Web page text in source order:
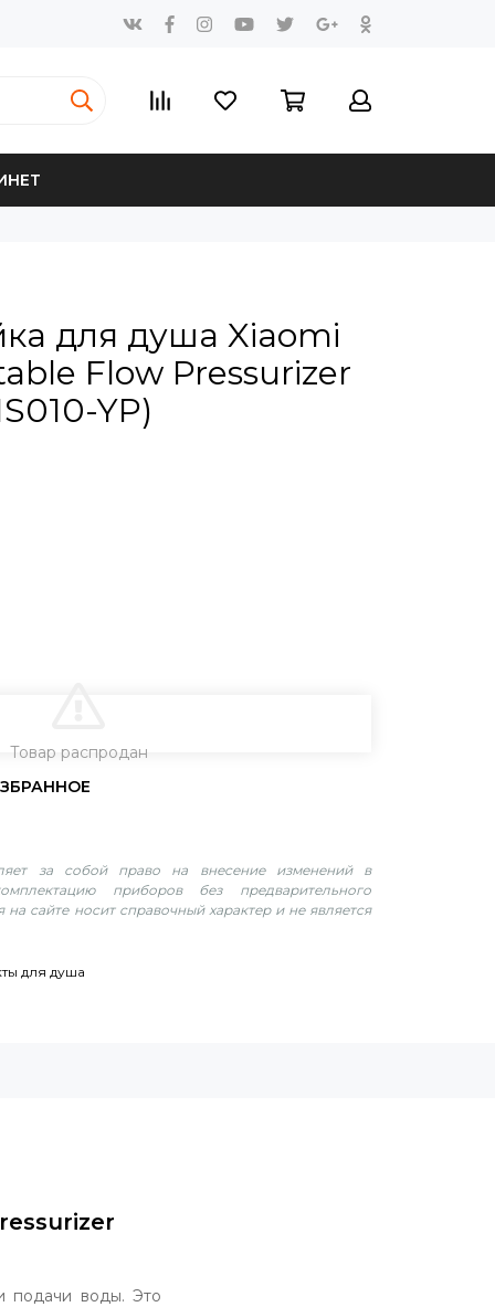
для душа Xiaomi
Flow Pressurizer
YP)
Товар распродан
за собой право на внесение изменений в
приборов без предварительного
сайте носит справочный характер и не является
для душа
подачи воды. Это